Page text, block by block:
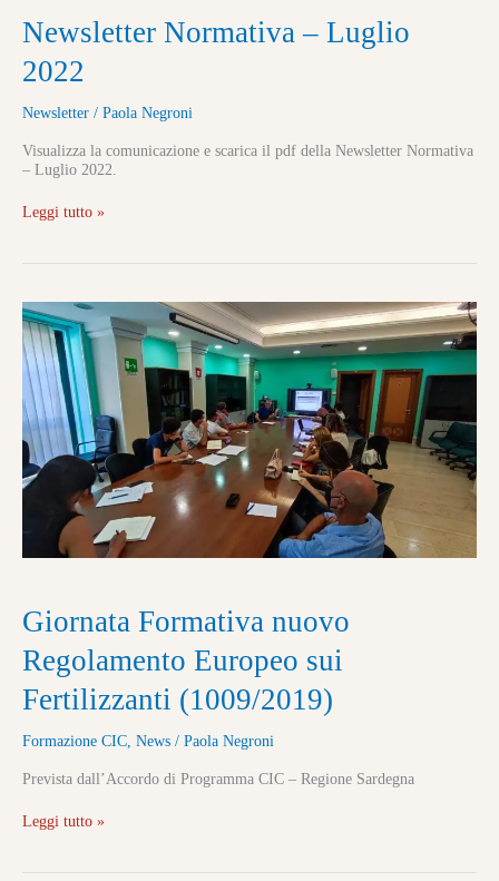
Newsletter Normativa – Luglio
2022
Newsletter / Paola Negroni
Visualizza la comunicazione e scarica il pdf della Newsletter Normativa
– Luglio 2022.
Newsletter
Normativa
–
Luglio
Leggi tutto »
Giornata Formativa nuovo
Regolamento Europeo sui
Fertilizzanti (1009/2019)
Formazione CIC News / Paola Negroni
Prevista dall’Accordo di Programma CIC – Regione Sardegna
Giornata
Formativa
nuovo
Regolamento
Europeo
sui
Fertilizzanti
(1009/2019)
Leggi tutto »